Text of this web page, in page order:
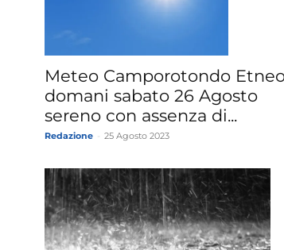
Meteo Camporotondo
domani sabato 26 Agosto
sereno con assenza di...
Redazione 25 Agosto 2023